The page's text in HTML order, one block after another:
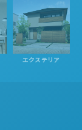
エクステリア